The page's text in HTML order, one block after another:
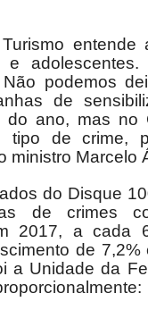
e
podemos
de
ano, mas no
tipo de crime,
ministro Marcelo
do Disque
de crimes
2017, a cada
de
a Unidade da